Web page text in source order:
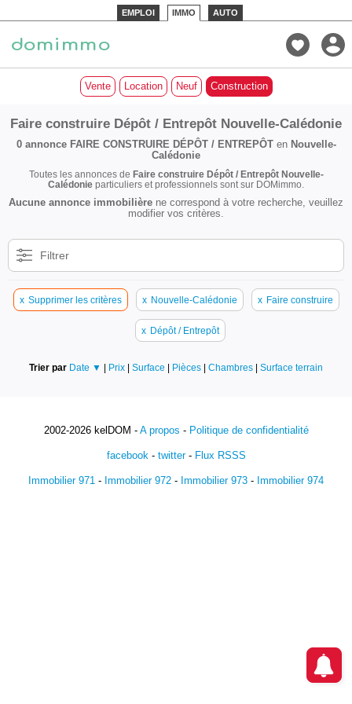
EMPLOI IMMO AUTO
Vente Location Neuf Construction
Faire construire Dépôt / Entrepôt Nouvelle-Calédonie
0 annonce FAIRE CONSTRUIRE DÉPÔT / ENTREPÔTen Nouvelle-
Calédonie
Toutes les annonces de Faire construire Dépôt / Entrepôt Nouvelle-
Calédonie particuliers et professionnels sont sur DOMimmo.
Aucune annonce immobilière ne correspond à votre recherche, veuillez
modifier vos critères.
Filtrer
x Supprimer les critères x Nouvelle-Calédonie x Faire construire
x Dépôt / Entrepôt
Trier par Date ▼ | Prix | Surface | Pièces | Chambres | Surface terrain
2002-2026 kelDOM - A propos - Politique de confidentialité
facebook- twitter- Flux RSSS
Immobilier 971 - Immobilier 972 - Immobilier 973 - Immobilier 974